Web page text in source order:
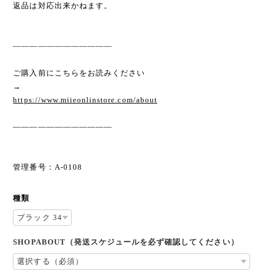
返品は対応出来かねます。
————————————
ご購入前にこちらをお読みください
→
https://www.miieonlinstore.com/about
————————————
管理番号：A-0108
種類
SHOPABOUT（発送スケジュールを必ず確認してください）